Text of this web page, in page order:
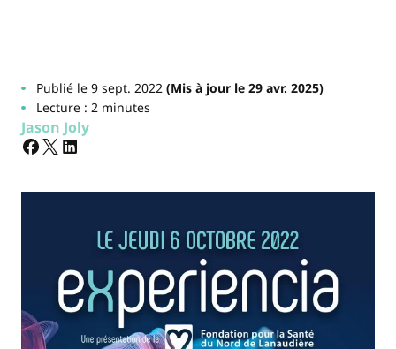
Publié le 9 sept. 2022(Mis à jour le 29 avr. 2025)
Lecture : 2 minutes
Jason Joly